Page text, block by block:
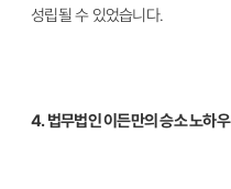
성립될 수 있었습니다.
4. 법무법인 이든만의 승소 노하우